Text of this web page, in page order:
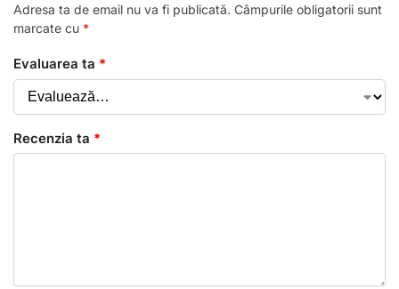
Adresa ta de email nu va fi publicată. Câmpurile obligatorii sunt
marcate cu *
Evaluarea ta *
Recenzia ta *